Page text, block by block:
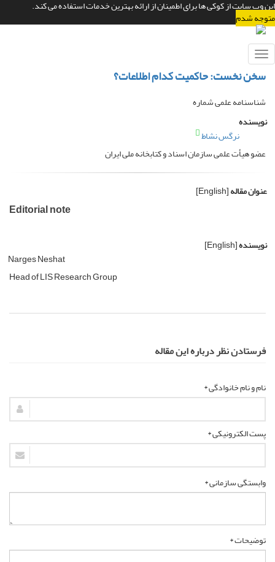
این وب سایت از کوکی ها برای اطمینان از ارائه بهترین خدمات استفاده می کند.
متوجه شدم
Toggle
navigation
سخن نخست: حاکمیت کدام اطلاعات؟
شناسنامه علمی شماره
نویسنده
نرگس نشاط
عضو هیأت علمی سازمان اسناد و کتابخانه ملی ایران
عنوان مقاله[English]
Editorial note
نویسنده[English]
Narges Neshat
Head of LIS Research Group
فرستادن نظر درباره این مقاله
نام و نام خانوادگی *
پست الکترونیکی *
وابستگی سازمانی *
توضیحات *